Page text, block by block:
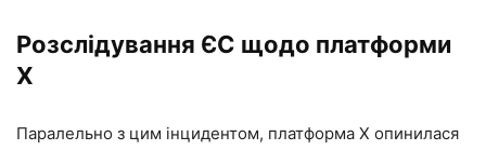
Розслідування ЄС щодо платформи
X
Паралельно з цим інцидентом, платформа X опинилася